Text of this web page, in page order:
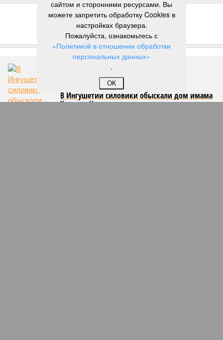
Новости smi2.ru
ЕЩЕ ИЗ РАЗДЕЛА «ОБЩЕСТВО»
В Ингушетии силовики обыскали дом имама
Хамзата Чумакова
сайтом и сторонними ресурсами. Вы
можете запретить обработку Cookies в
настройках браузера.
Пожалуйста, ознакомьтесь с
«Политикой в отношении обработки
персональных данных»
.
OK